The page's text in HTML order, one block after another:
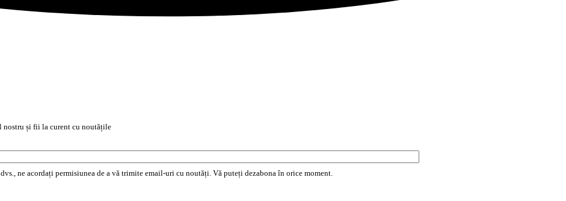
nostru și fii la curent cu noutățile
ne acordați permisiunea de a vă trimite email-uri cu noutăți. Vă puteți dezabona în orice moment.